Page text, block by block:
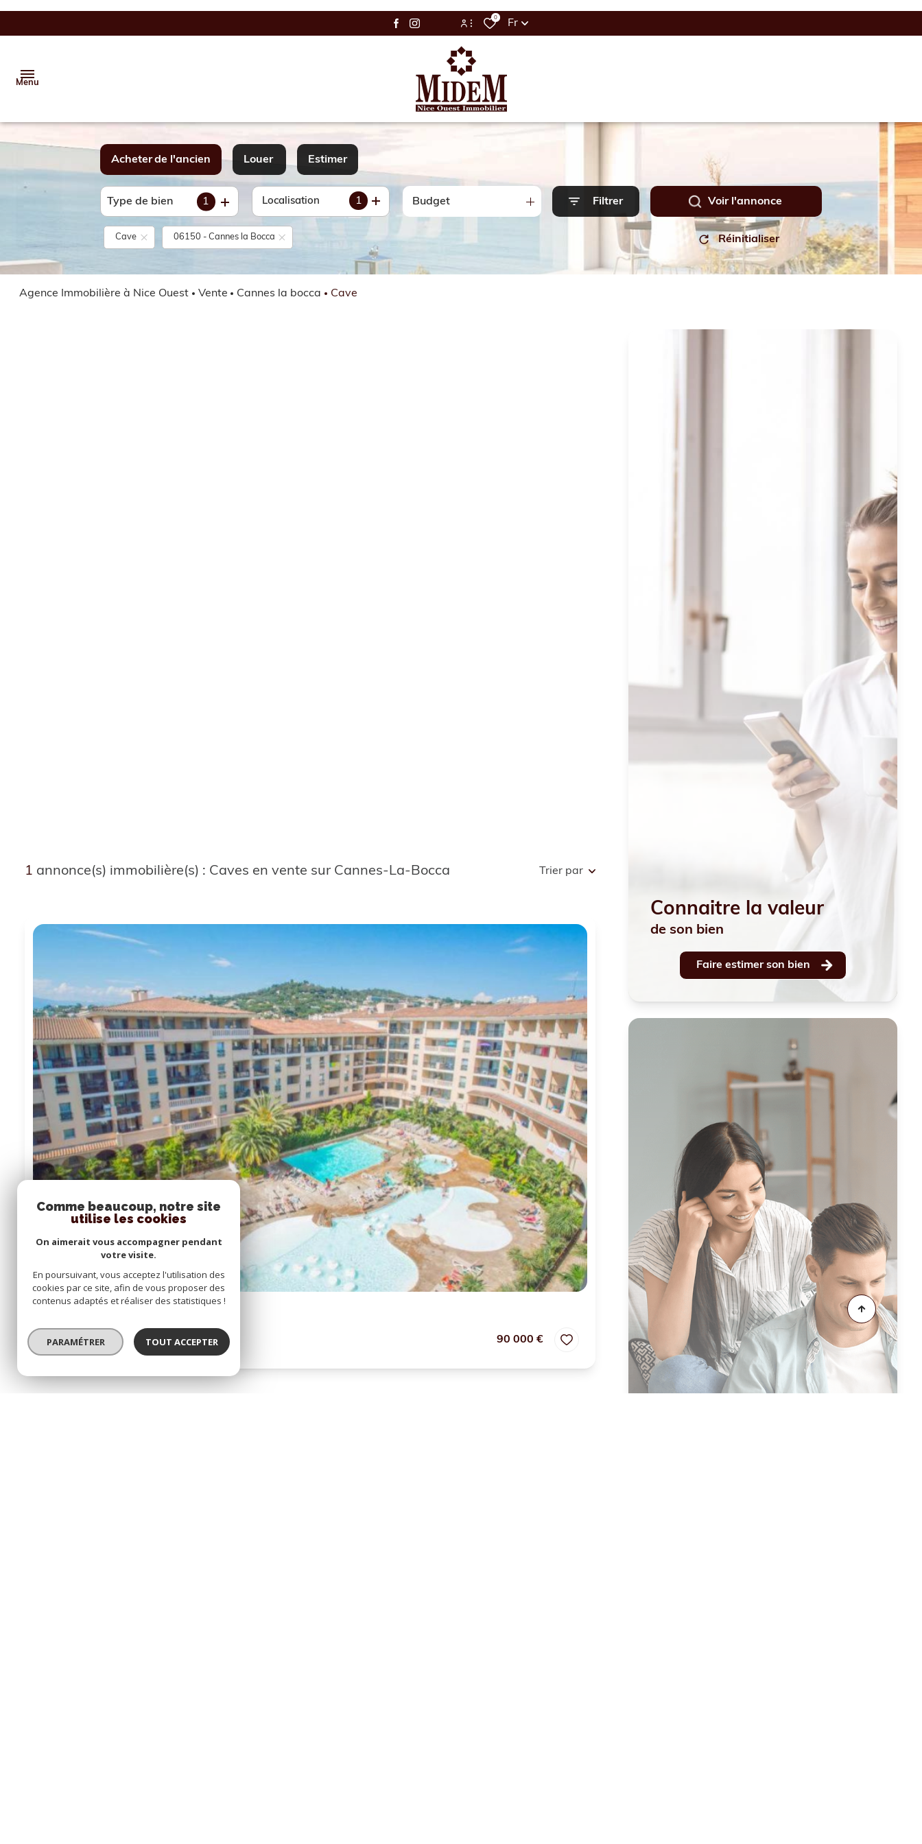
0
Fr
Menu
Vente
Gestion
Estimation
Acheterde l'ancien
De l'ancien
Louer
à l'année
Estimer
Type de bien 1 1
Localisation Budget Filtrer Voir l'annonce
Cave 06150 - Cannes la Bocca Réinitialiser
Agence Immobilière à Nice Ouest Vente Cannes la bocca Cave
1 annonce(s) immobilière(s) : Caves en vente sur Cannes-La-Bocca Trier par
Cannes la Bocca (06150) 90 000 €
Connaitre la valeur
de son bien
Faire estimer son bien
Comme beaucoup, notre site
utilise les cookies
On aimerait vous accompagner pendant
votre visite.
En poursuivant, vous acceptez l'utilisation des
cookies par ce site, afin de vous proposer des
contenus adaptés et réaliser des statistiques !
PARAMÉTRER TOUT ACCEPTER